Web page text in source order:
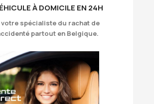
À DOMICILE EN 24H
votre spécialiste du rachat de
partout en Belgique.